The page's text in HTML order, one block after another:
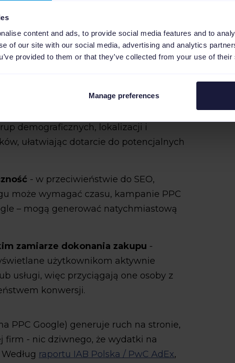
content and ads, to provide social media features and to
of our site with our social media, advertising and analytics
provided to them or that they’ve collected from your use of
Manage preferences
tak ważna w e-commerce?
Google) odgrywa kluczową rolę w e-
demograficznych, lokalizacji i
ułatwiając dotarcie do potencjalnych
- w przeciwieństwie do SEO,
może wymagać czasu, kampanie PPC
– mogą generować natychmiastową
zamiarze dokonania zakupu -
użytkownikom aktywnie
usługi, więc przyciągają one osoby z
konwersji.
PPC Google) generuje ruch na stronie,
firm - nic dziwnego, że wydatki na
raportu IAB Polska / PwC AdEx,